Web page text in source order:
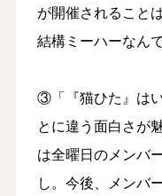
が開催されること
結構ミーハーなん
③「『猫ひた』は
とに違う面白さが
は全曜日のメンバ
し。今後、メンバ